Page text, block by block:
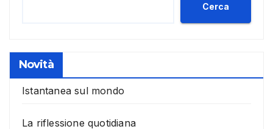
Cerca
Novità
Istantanea sul mondo
La riflessione quotidiana